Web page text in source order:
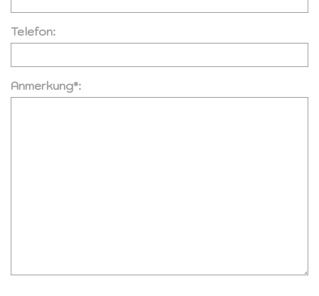
Telefon:
Anmerkung*: